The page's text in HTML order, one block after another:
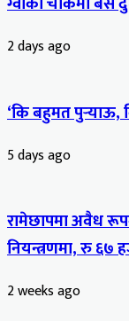
2 days ago
‘कि बहुमत पुर्‍याऊ,
5 days ago
रामेछापमा अवैध
नियन्त्रणमा, रु ६७
2 weeks ago